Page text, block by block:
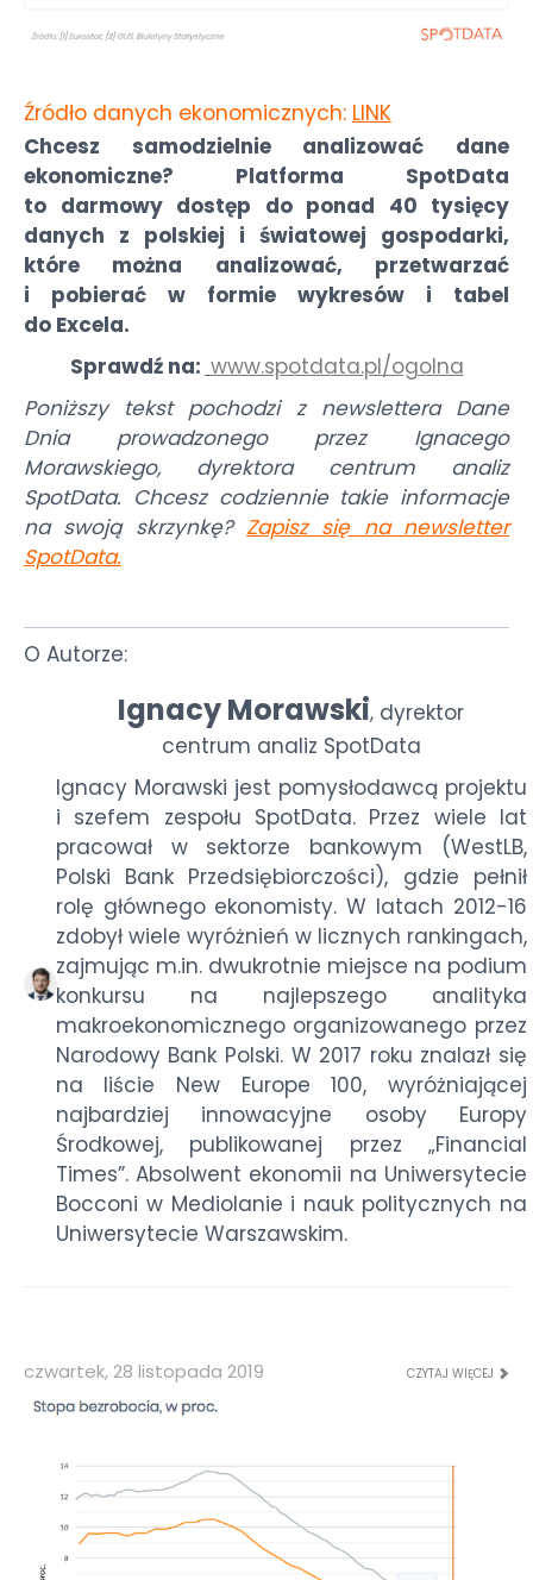
Źródło danych ekonomicznych: LINK
Chcesz samodzielnie analizować dane
ekonomiczne? Platforma SpotData
to darmowy dostęp do ponad 40 tysięcy
danych z polskiej i światowej gospodarki,
które można analizować, przetwarzać
i pobierać w formie wykresów i tabel
do Excela.
Sprawdź na: www.spotdata.pl/ogolna
Poniższy tekst pochodzi z newslettera Dane
Dnia prowadzonego przez Ignacego
Morawskiego, dyrektora centrum analiz
SpotData. Chcesz codziennie takie informacje
na swoją skrzynkę? Zapisz się na newsletter
SpotData.
O Autorze:
Ignacy Morawski, dyrektor
centrum analiz SpotData
Ignacy Morawski jest pomysłodawcą projektu
i szefem zespołu SpotData. Przez wiele lat
pracował w sektorze bankowym (WestLB,
Polski Bank Przedsiębiorczości), gdzie pełnił
rolę głównego ekonomisty. W latach 2012-16
zdobył wiele wyróżnień w licznych rankingach,
zajmując m.in. dwukrotnie miejsce na podium
konkursu na najlepszego analityka
makroekonomicznego organizowanego przez
Narodowy Bank Polski. W 2017 roku znalazł się
na liście New Europe 100, wyróżniającej
najbardziej innowacyjne osoby Europy
Środkowej, publikowanej przez „Financial
Times”. Absolwent ekonomii na Uniwersytecie
Bocconi w Mediolanie i nauk politycznych na
Uniwersytecie Warszawskim.
czwartek, 28 listopada 2019 CZYTAJ WIĘCEJ